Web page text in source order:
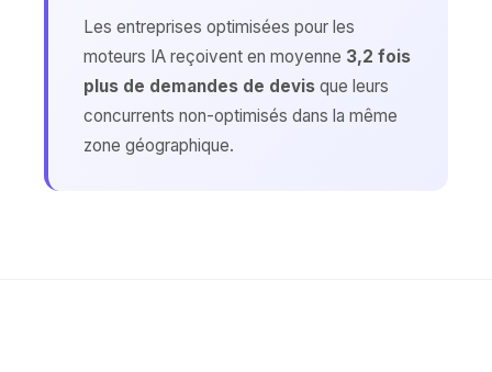
Les entreprises optimisées pour les
moteurs IA reçoivent en moyenne 3,2 fois
plus de demandes de devis que leurs
concurrents non-optimisés dans la même
zone géographique.